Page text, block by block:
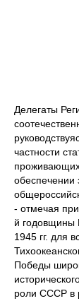
Делегаты
частности
обеспечении
- отмечая
й годовщины
1945 гг. для
Победы
роли СССР в